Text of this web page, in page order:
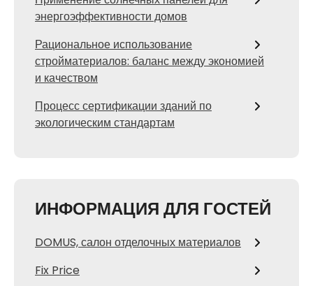
энергоэффективности домов
Рациональное использование
стройматериалов: баланс между экономией
и качеством
Процесс сертификации зданий по
экологическим стандартам
ИНФОРМАЦИЯ ДЛЯ ГОСТЕЙ
DOMUS, салон отделочных материалов
Fix Price